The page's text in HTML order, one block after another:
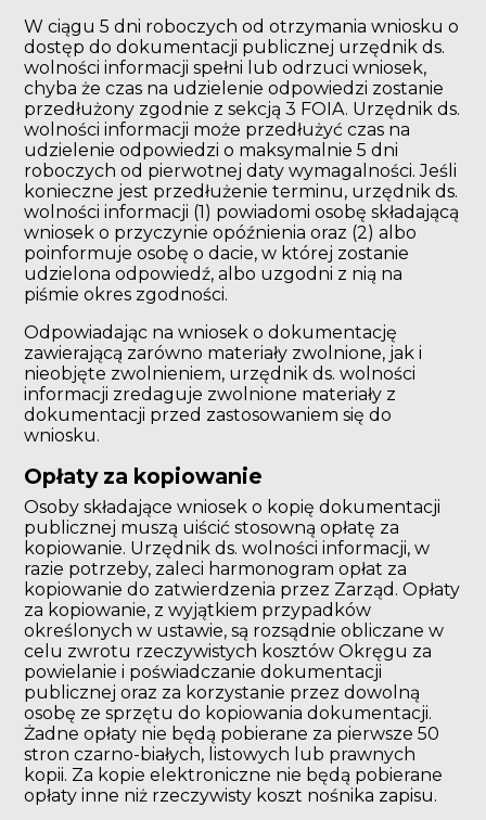
W ciągu 5 dni roboczych od otrzymania wniosku o
dostęp do dokumentacji publicznej urzędnik ds.
wolności informacji spełni lub odrzuci wniosek,
chyba że czas na udzielenie odpowiedzi zostanie
przedłużony zgodnie z sekcją 3 FOIA. Urzędnik ds.
wolności informacji może przedłużyć czas na
udzielenie odpowiedzi o maksymalnie 5 dni
roboczych od pierwotnej daty wymagalności. Jeśli
konieczne jest przedłużenie terminu, urzędnik ds.
wolności informacji (1) powiadomi osobę składającą
wniosek o przyczynie opóźnienia oraz (2) albo
poinformuje osobę o dacie, w której zostanie
udzielona odpowiedź, albo uzgodni z nią na
piśmie okres zgodności.
Odpowiadając na wniosek o dokumentację
zawierającą zarówno materiały zwolnione, jak i
nieobjęte zwolnieniem, urzędnik ds. wolności
informacji zredaguje zwolnione materiały z
dokumentacji przed zastosowaniem się do
wniosku.
Opłaty za kopiowanie
Osoby składające wniosek o kopię dokumentacji
publicznej muszą uiścić stosowną opłatę za
kopiowanie. Urzędnik ds. wolności informacji, w
razie potrzeby, zaleci harmonogram opłat za
kopiowanie do zatwierdzenia przez Zarząd. Opłaty
za kopiowanie, z wyjątkiem przypadków
określonych w ustawie, są rozsądnie obliczane w
celu zwrotu rzeczywistych kosztów Okręgu za
powielanie i poświadczanie dokumentacji
publicznej oraz za korzystanie przez dowolną
osobę ze sprzętu do kopiowania dokumentacji.
Żadne opłaty nie będą pobierane za pierwsze 50
stron czarno-białych, listowych lub prawnych
kopii. Za kopie elektroniczne nie będą pobierane
opłaty inne niż rzeczywisty koszt nośnika zapisu.